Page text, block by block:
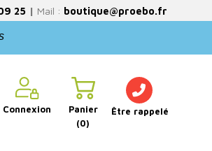
25 | Mail : boutique@proebo.fr
Connexion
Panier
(0)
Être rappelé